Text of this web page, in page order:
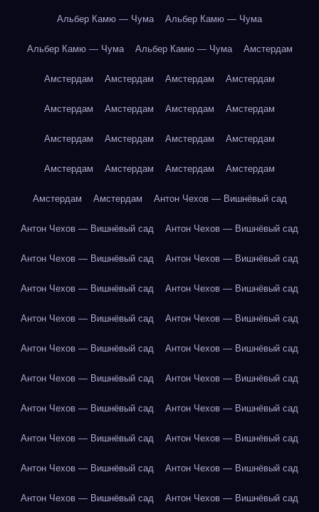
Альбер Камю — Чума Альбер Камю — Чума
Альбер Камю — Чума Альбер Камю — Чума Амстердам
Амстердам Амстердам Амстердам Амстердам
Амстердам Амстердам Амстердам Амстердам
Амстердам Амстердам Амстердам Амстердам
Амстердам Амстердам Амстердам Амстердам
Амстердам Амстердам Антон Чехов — Вишнёвый сад
Антон Чехов — Вишнёвый сад Антон Чехов — Вишнёвый сад
Антон Чехов — Вишнёвый сад Антон Чехов — Вишнёвый сад
Антон Чехов — Вишнёвый сад Антон Чехов — Вишнёвый сад
Антон Чехов — Вишнёвый сад Антон Чехов — Вишнёвый сад
Антон Чехов — Вишнёвый сад Антон Чехов — Вишнёвый сад
Антон Чехов — Вишнёвый сад Антон Чехов — Вишнёвый сад
Антон Чехов — Вишнёвый сад Антон Чехов — Вишнёвый сад
Антон Чехов — Вишнёвый сад Антон Чехов — Вишнёвый сад
Антон Чехов — Вишнёвый сад Антон Чехов — Вишнёвый сад
Антон Чехов — Вишнёвый сад Антон Чехов — Вишнёвый сад